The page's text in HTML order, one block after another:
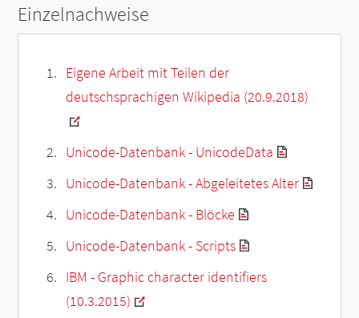
Einzelnachweise
Eigene Arbeit mit Teilen der
deutschsprachigen Wikipedia (20.9.2018)
Unicode-Datenbank - UnicodeData
Unicode-Datenbank - Abgeleitetes Alter
Unicode-Datenbank - Blöcke
Unicode-Datenbank - Scripts
IBM - Graphic character identifiers
(10.3.2015)